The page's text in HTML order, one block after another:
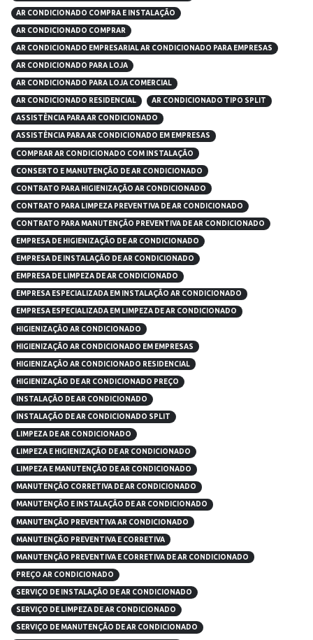
AR CONDICIONADO COMPRA E INSTALAÇÃO
AR CONDICIONADO COMPRAR
AR CONDICIONADO EMPRESARIAL AR CONDICIONADO PARA EMPRESAS
AR CONDICIONADO PARA LOJA
AR CONDICIONADO PARA LOJA COMERCIAL
AR CONDICIONADO RESIDENCIAL AR CONDICIONADO TIPO SPLIT
ASSISTÊNCIA PARA AR CONDICIONADO
ASSISTÊNCIA PARA AR CONDICIONADO EM EMPRESAS
COMPRAR AR CONDICIONADO COM INSTALAÇÃO
CONSERTO E MANUTENÇÃO DE AR CONDICIONADO
CONTRATO PARA HIGIENIZAÇÃO AR CONDICIONADO
CONTRATO PARA LIMPEZA PREVENTIVA DE AR CONDICIONADO
CONTRATO PARA MANUTENÇÃO PREVENTIVA DE AR CONDICIONADO
EMPRESA DE HIGIENIZAÇÃO DE AR CONDICIONADO
EMPRESA DE INSTALAÇÃO DE AR CONDICIONADO
EMPRESA DE LIMPEZA DE AR CONDICIONADO
EMPRESA ESPECIALIZADA EM INSTALAÇÃO AR CONDICIONADO
EMPRESA ESPECIALIZADA EM LIMPEZA DE AR CONDICIONADO
HIGIENIZAÇÃO AR CONDICIONADO
HIGIENIZAÇÃO AR CONDICIONADO EM EMPRESAS
HIGIENIZAÇÃO AR CONDICIONADO RESIDENCIAL
HIGIENIZAÇÃO DE AR CONDICIONADO PREÇO
INSTALAÇÃO DE AR CONDICIONADO
INSTALAÇÃO DE AR CONDICIONADO SPLIT
LIMPEZA DE AR CONDICIONADO
LIMPEZA E HIGIENIZAÇÃO DE AR CONDICIONADO
LIMPEZA E MANUTENÇÃO DE AR CONDICIONADO
MANUTENÇÃO CORRETIVA DE AR CONDICIONADO
MANUTENÇÃO E INSTALAÇÃO DE AR CONDICIONADO
MANUTENÇÃO PREVENTIVA AR CONDICIONADO
MANUTENÇÃO PREVENTIVA E CORRETIVA
MANUTENÇÃO PREVENTIVA E CORRETIVA DE AR CONDICIONADO
PREÇO AR CONDICIONADO
SERVIÇO DE INSTALAÇÃO DE AR CONDICIONADO
SERVIÇO DE LIMPEZA DE AR CONDICIONADO
SERVIÇO DE MANUTENÇÃO DE AR CONDICIONADO